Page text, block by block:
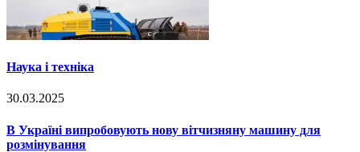
Наука і техніка
30.03.2025
В Україні випробовують нову вітчизняну машину для
розмінування